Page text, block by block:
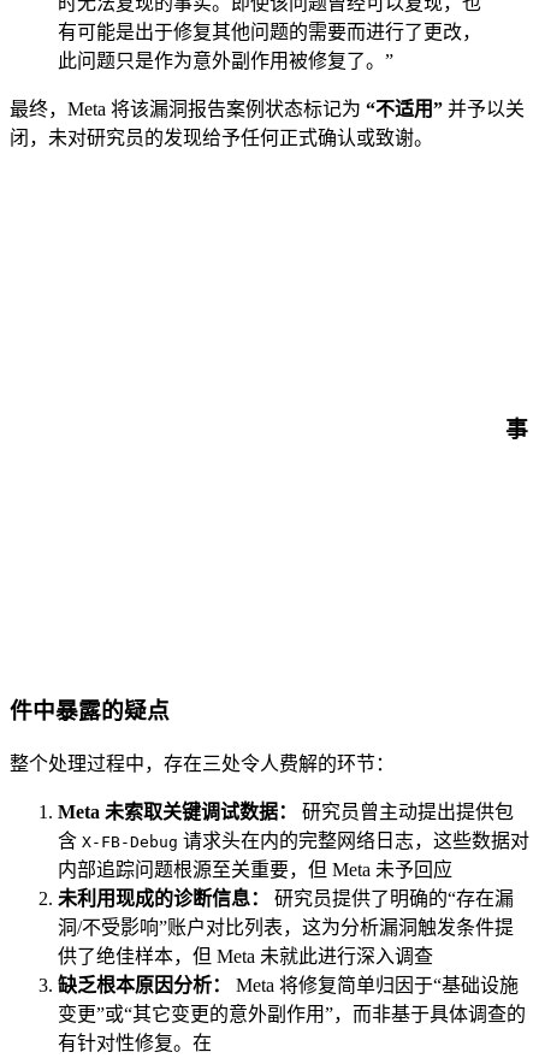
有可能是出于修复其他问题的需要而进行了更改，
此问题只是作为意外副作用被修复了。”
最终，Meta 将该漏洞报告案例状态标记为 “不适用” 并予以关
闭，未对研究员的发现给予任何正式确认或致谢。
事
件中暴露的疑点
整个处理过程中，存在三处令人费解的环节：
Meta 未索取关键调试数据：
研究员曾主动提出提供包
含 X-FB-Debug 请求头在内的完整网络日志，这些数据对
内部追踪问题根源至关重要，但 Meta 未予回应
未利用现成的诊断信息：
研究员提供了明确的“存在漏
洞/不受影响”账户对比列表，这为分析漏洞触发条件提
供了绝佳样本，但 Meta 未就此进行深入调查
缺乏根本原因分析：
Meta 将修复简单归因于“基础设施
变更”或“其它变更的意外副作用”，而非基于具体调查的
有针对性修复。在